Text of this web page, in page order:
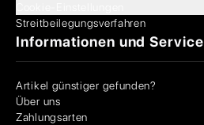
Streitbeilegungsverfahren
Informationen und Service
Artikel günstiger gefunden?
Über uns
Zahlungsarten